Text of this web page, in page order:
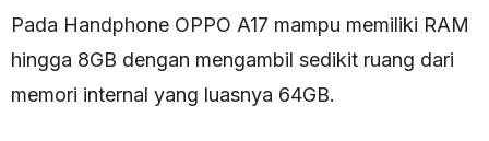
Pada Handphone OPPO A17 mampu memiliki RAM
hingga 8GB dengan mengambil sedikit ruang dari
memori internal yang luasnya 64GB.